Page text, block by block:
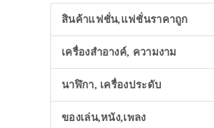
สินค้าแฟชั่น,แฟชั่นราคาถูก
เครื่องสำอางค์, ความงาม
นาฬิกา, เครื่องประดับ
ของเล่น,หนัง,เพลง